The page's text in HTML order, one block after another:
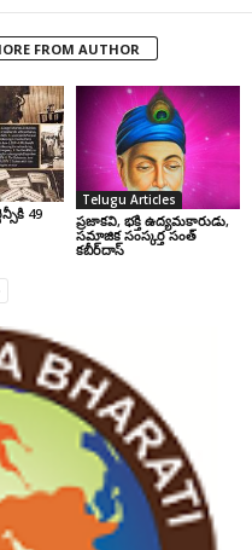
FROM AUTHOR
49
Telugu Articles
ప్రజాకవి, భక్తి ఉద్యమకారుడు,
సమాజిక సంస్కర్త సంత్‌
కబీర్‌దాస్‌